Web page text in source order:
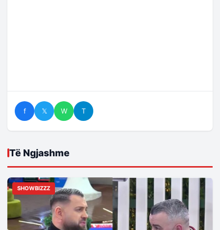
f 𝕏 W T
Të Ngjashme
SHOWBIZZZ